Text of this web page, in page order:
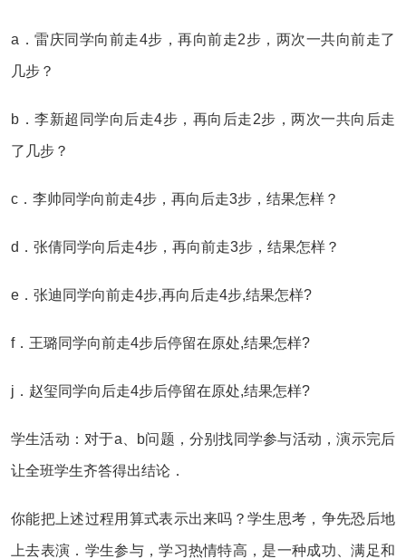
a．雷庆同学向前走4步，再向前走2步，两次一共向前走了
几步？
b．李新超同学向后走4步，再向后走2步，两次一共向后走
了几步？
c．李帅同学向前走4步，再向后走3步，结果怎样？
d．张倩同学向后走4步，再向前走3步，结果怎样？
e．张迪同学向前走4步,再向后走4步,结果怎样?
f．王璐同学向前走4步后停留在原处,结果怎样?
j．赵玺同学向后走4步后停留在原处,结果怎样?
学生活动：对于a、b问题，分别找同学参与活动，演示完后
让全班学生齐答得出结论．
你能把上述过程用算式表示出来吗？学生思考，争先恐后地
上去表演．学生参与，学习热情特高，是一种成功、满足和